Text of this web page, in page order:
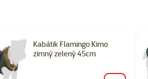
Kabátik Flamingo Kimo
zimný zelený 45cm